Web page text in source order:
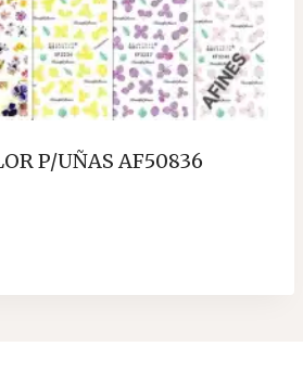
P/UÑAS AF50836